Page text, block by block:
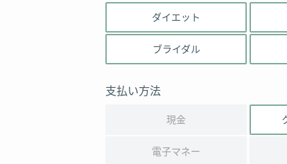
ダイエット
ブライダル
支払い方法
現金
電子マネー